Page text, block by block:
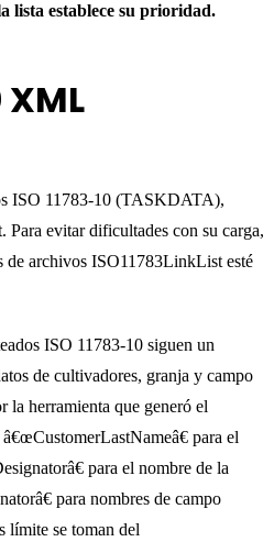
lista establece su prioridad.
XML
ISO 11783-10 (TASKDATA),
evitar dificultades con su carga,
de archivos ISO11783LinkList esté
ISO 11783-10 siguen un
de cultivadores, granja y campo
la herramienta que generó el
para el
para el nombre de la
para nombres de campo
límite se toman del